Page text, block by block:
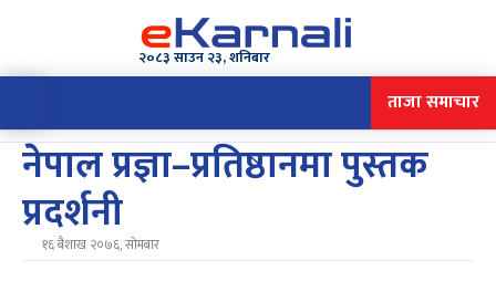
२०८३ साउन २३, शनिबार
ताजा समाचार
नेपाल प्रज्ञा–प्रतिष्ठानमा पुस्तक
प्रदर्शनी
१६ बैशाख २०७६, सोमबार